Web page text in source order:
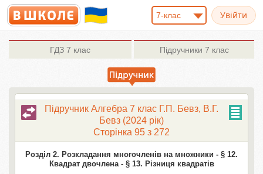
7-клас
ГДЗ 7 клас Підручники 7 клас
Підручник Алгебра 7 клас Г.П. Бевз, В.Г.
Бевз (2024 рік)
Сторінка 95 з 272
Розділ 2. Розкладання многочленів на множники - § 12.
Квадрат двочлена - § 13. Різниця квадратів